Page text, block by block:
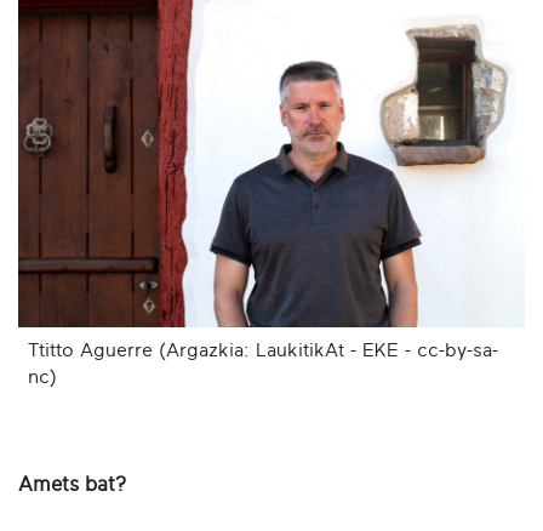
Ttitto Aguerre (Argazkia: LaukitikAt - EKE - cc-by-sa-
nc)
Amets bat?